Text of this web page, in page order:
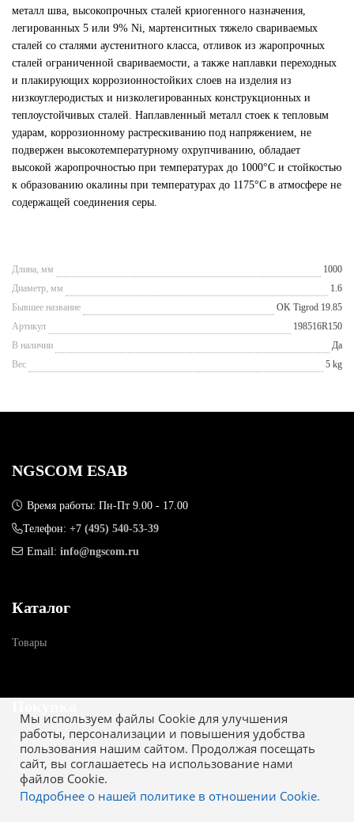
металл шва, высокопрочных сталей криогенного назначения,
легированных 5 или 9% Ni, мартенситных тяжело свариваемых
сталей со сталями аустенитного класса, отливок из жаропрочных
сталей ограниченной свариваемости, а также наплавки переходных
и плакирующих коррозионностойких слоев на изделия из
низкоуглеродистых и низколегированных конструкционных и
теплоустойчивых сталей. Наплавленный металл стоек к тепловым
ударам, коррозионному растрескиванию под напряжением, не
подвержен высокотемпературному охрупчиванию, обладает
высокой жаропрочностью при температурах до 1000°С и стойкостью
к образованию окалины при температурах до 1175°С в атмосфере не
содержащей соединения серы.
Длина, мм
1000
Диаметр, мм
1.6
Бывшее название
OK Tigrod 19.85
Артикул
198516R150
В наличии
Да
Вес
5 kg
Мы используем файлы Cookie для улучшения
работы, персонализации и повышения удобства
пользования нашим сайтом. Продолжая посещать
сайт, вы соглашаетесь на использование нами
файлов Cookie.
Подробнее о нашей политике в отношении Cookie.
NGSCOM ESAB
Время работы: Пн-Пт 9.00 - 17.00
Телефон: +7 (495) 540-53-39
Email: info@ngscom.ru
Каталог
Товары
Как купить
Гарантия